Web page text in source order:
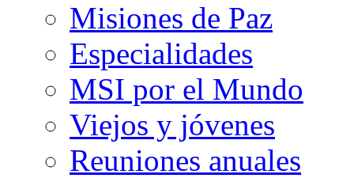
Misiones de Paz
Especialidades
MSI por el Mundo
Viejos y jóvenes
Reuniones anuales